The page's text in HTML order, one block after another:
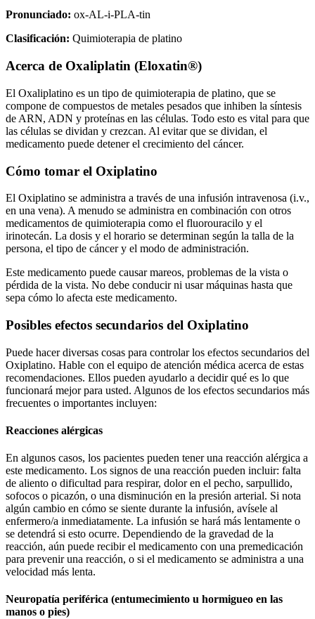
Pronunciado: ox-AL-i-PLA-tin
Clasificación: Quimioterapia de platino
Acerca de Oxaliplatin (Eloxatin®)
El Oxaliplatino es un tipo de quimioterapia de platino, que se
compone de compuestos de metales pesados que inhiben la síntesis
de ARN, ADN y proteínas en las células. Todo esto es vital para que
las células se dividan y crezcan. Al evitar que se dividan, el
medicamento puede detener el crecimiento del cáncer.
Cómo tomar el Oxiplatino
El Oxiplatino se administra a través de una infusión intravenosa (i.v.,
en una vena). A menudo se administra en combinación con otros
medicamentos de quimioterapia como el fluorouracilo y el
irinotecán. La dosis y el horario se determinan según la talla de la
persona, el tipo de cáncer y el modo de administración.
Este medicamento puede causar mareos, problemas de la vista o
pérdida de la vista. No debe conducir ni usar máquinas hasta que
sepa cómo lo afecta este medicamento.
Posibles efectos secundarios del Oxiplatino
Puede hacer diversas cosas para controlar los efectos secundarios del
Oxiplatino. Hable con el equipo de atención médica acerca de estas
recomendaciones. Ellos pueden ayudarlo a decidir qué es lo que
funcionará mejor para usted. Algunos de los efectos secundarios más
frecuentes o importantes incluyen:
Reacciones alérgicas
En algunos casos, los pacientes pueden tener una reacción alérgica a
este medicamento. Los signos de una reacción pueden incluir: falta
de aliento o dificultad para respirar, dolor en el pecho, sarpullido,
sofocos o picazón, o una disminución en la presión arterial. Si nota
algún cambio en cómo se siente durante la infusión, avísele al
enfermero/a inmediatamente. La infusión se hará más lentamente o
se detendrá si esto ocurre. Dependiendo de la gravedad de la
reacción, aún puede recibir el medicamento con una premedicación
para prevenir una reacción, o si el medicamento se administra a una
velocidad más lenta.
Neuropatía periférica (entumecimiento u hormigueo en las
manos o pies)